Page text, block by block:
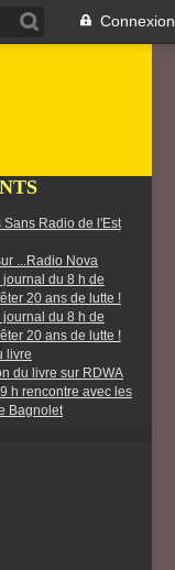
Connexion
Sans Radio de l'Est
...Radio Nova
journal du 8 h de
20 ans de lutte !
journal du 8 h de
20 ans de lutte !
livre
du livre sur RDWA
h rencontre avec les
Bagnolet